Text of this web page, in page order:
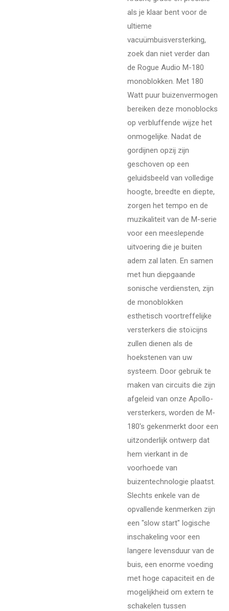
als je klaar bent voor de
ultieme
vacuümbuisversterking,
zoek dan niet verder dan
de Rogue Audio M-180
monoblokken. Met 180
Watt puur buizenvermogen
bereiken deze monoblocks
op verbluffende wijze het
onmogelijke. Nadat de
gordijnen opzij zijn
geschoven op een
geluidsbeeld van volledige
hoogte, breedte en diepte,
zorgen het tempo en de
muzikaliteit van de M-serie
voor een meeslepende
uitvoering die je buiten
adem zal laten. En samen
met hun diepgaande
sonische verdiensten, zijn
de monoblokken
esthetisch voortreffelijke
versterkers die stoïcijns
zullen dienen als de
hoekstenen van uw
systeem. Door gebruik te
maken van circuits die zijn
afgeleid van onze Apollo-
versterkers, worden de M-
180's gekenmerkt door een
uitzonderlijk ontwerp dat
hem vierkant in de
voorhoede van
buizentechnologie plaatst.
Slechts enkele van de
opvallende kenmerken zijn
een "slow start" logische
inschakeling voor een
langere levensduur van de
buis, een enorme voeding
met hoge capaciteit en de
mogelijkheid om extern te
schakelen tussen